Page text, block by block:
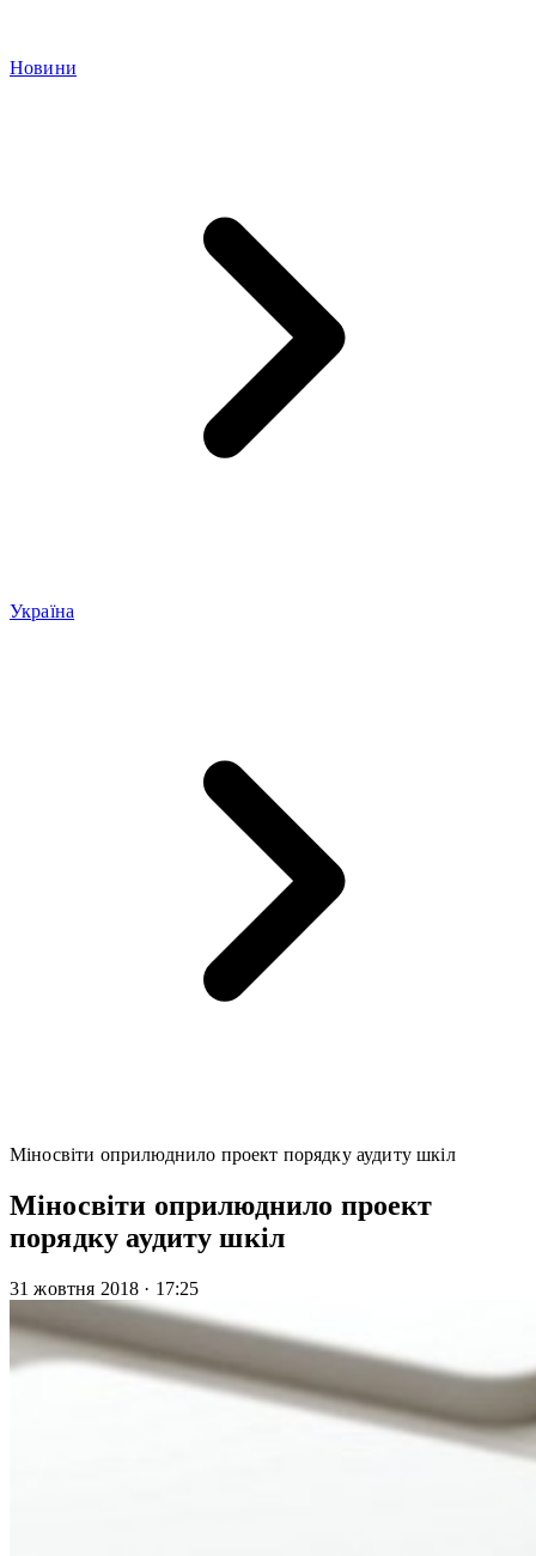
Новини
Україна
Міносвіти оприлюднило проект порядку аудиту шкіл
Міносвіти оприлюднило проект
порядку аудиту шкіл
31 жовтня 2018 · 17:25